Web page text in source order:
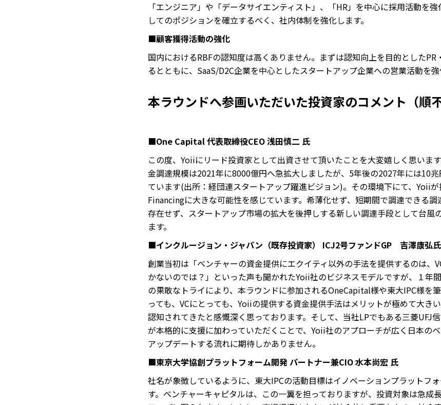
「エンジニア」や「データサイエンティスト」、「HR」を中心に採用活動を
してのポジションを確立するべく、社内体制を強化します。
■顧客獲得活動の強化
国内におけるRBFの認知度は高くありません。まずは認知向上を目的としたPR
るとともに、SaaS/D2C企業を中心としたスタートアップ企業への営業活動を強
本ラウンドへ参画いただいた投資家のコメント（順不
■One Capital 代表取締役CEO 浅田慎二 氏
この度、Yoiiにリード投資家として出資させて頂いたことを大変嬉しく思いま
金調達規模は2021年に8000億円へ急拡大しましたが、5年後の2027年には10
ています(出所：経団連スタートアップ躍進ビジョン)。その環境下にて、Yoii
Financingに大きな可能性を感じています。希薄化せず、短期間で調達できる
存在せず、スタートアップ市場の拡大を後押しする新しい調達手段として台風
ます。
■インクルージョン・ジャパン（既存投資家） ICJ2号ファンドGP 吉澤康弘氏
創業当初は「ベンチャーの資金提供にエクイティ以外の手法を提供するのは、
かないのでは？」といった声も聞かれたYoii社のビジネスモデルですが、１年
の果敢なトライにより、本ラウンドに参加されるOneCapital様や東大IPC様を
っても、VCにとっても、Yoiiの提供する資金提供手法はメリットが極めて大き
認知されてきたと感慨深く思っております。そして、当社LPでもある三菱UFJ
が本格的に支援に加わっていただくことで、Yoii社のアプローチが広く日本の
アップデートする流れに期待しかありません。
■東京大学協創プラットフォーム開発 パートナー兼CIO 水本尚宏 氏
社名が象徴しているように、東大IPCの活動目標はイノベーションプラットフ
す。ベンチャーキャピタルは、この一翼を担っておりますが、投資対象は急成